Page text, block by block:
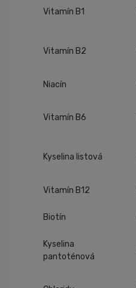
Vitamín B1
Vitamín B2
Niacín
Vitamín B6
Kyselina listová
Vitamín B12
Biotín
Kyselina
pantoténová